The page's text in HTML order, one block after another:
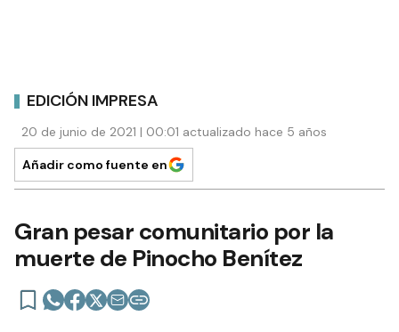
EDICIÓN IMPRESA
20 de junio de 2021 | 00:01 actualizado hace 5 años
Añadir como fuente en
Gran pesar comunitario por la
muerte de Pinocho Benítez